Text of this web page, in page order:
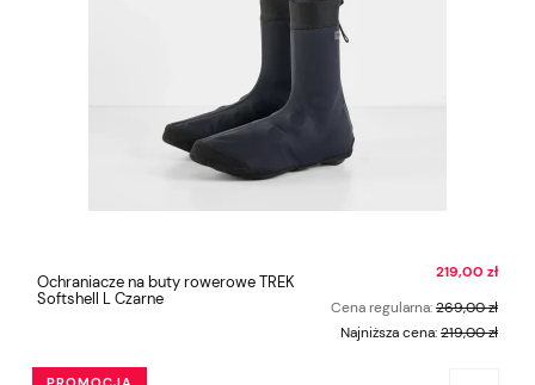
Ochraniacze na buty rowerowe TREK
Softshell L Czarne
219,00 zł
Cena regularna:269,00 zł
Najniższa cena:219,00 zł